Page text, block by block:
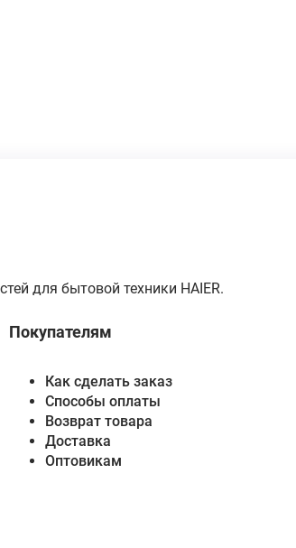
для бытовой техники HAIER.
Покупателям
Как сделать заказ
Способы оплаты
Возврат товара
Доставка
Оптовикам